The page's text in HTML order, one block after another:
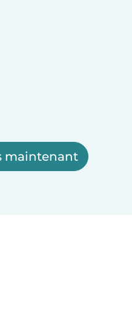
maintenant